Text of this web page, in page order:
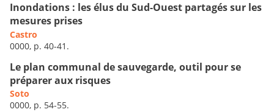
Inondations : les élus du Sud-Ouest partagés sur les
mesures prises
Castro
0000, p. 40-41.
Le plan communal de sauvegarde, outil pour se
préparer aux risques
Soto
0000, p. 54-55.